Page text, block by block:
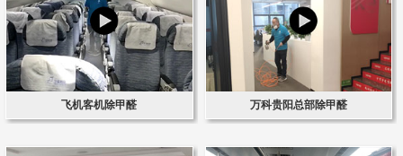
飞机客机除甲醛 万科贵阳总部除甲醛